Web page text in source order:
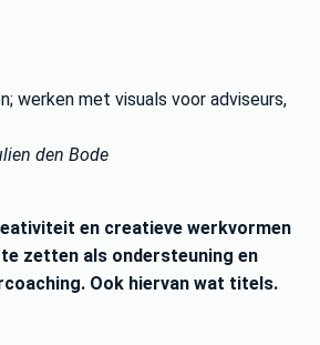
werken met visuals voor adviseurs,
den Bode
en creatieve werkvormen
zetten als ondersteuning en
Ook hiervan wat titels.